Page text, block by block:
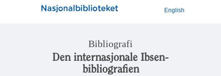
English
Bibliografi
Den internasjonale Ibsen-
bibliografien